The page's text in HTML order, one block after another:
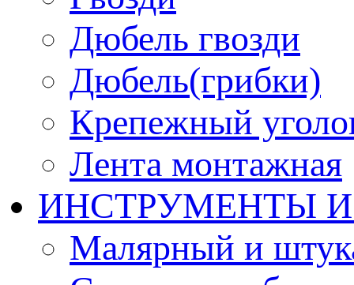
Дюбель гвозди
Дюбель(грибки)
Крепежный
Лента монтажная
ИНСТРУМЕНТЫ
Малярный и